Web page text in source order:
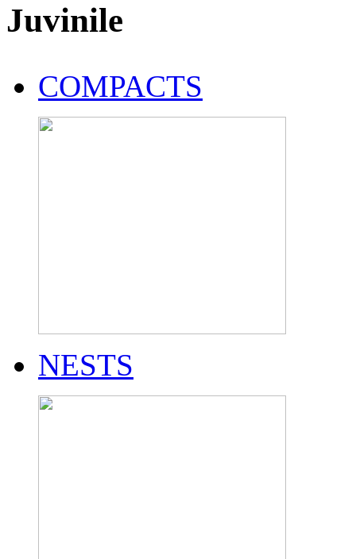
Juvinile
COMPACTS
NESTS